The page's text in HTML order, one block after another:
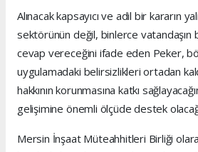
Alınacak kapsayıcı ve adil bir kararın
sektörünün değil, binlerce vatandaşın
cevap vereceğini ifade eden Peker,
uygulamadaki belirsizlikleri ortadan
hakkının korunmasına katkı
gelişimine önemli ölçüde destek
Mersin İnşaat Müteahhitleri Birliği